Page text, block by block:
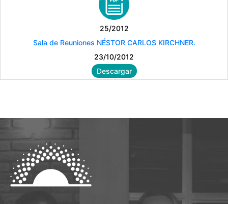
25/2012
Sala de Reuniones NÉSTOR CARLOS KIRCHNER.
23/10/2012
Descargar